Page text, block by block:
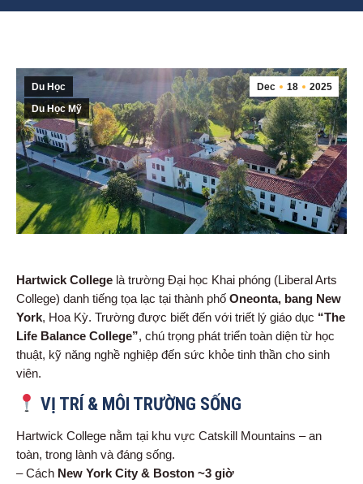
Dec 18 2025
Du Học
Du Học Mỹ
Hartwick College là trường Đại học Khai phóng (Liberal Arts
College) danh tiếng tọa lạc tại thành phố Oneonta, bang New
York, Hoa Kỳ. Trường được biết đến với triết lý giáo dục “The
Life Balance College”, chú trọng phát triển toàn diện từ học
thuật, kỹ năng nghề nghiệp đến sức khỏe tinh thần cho sinh
viên.
VỊ TRÍ & MÔI TRƯỜNG SỐNG
Hartwick College nằm tại khu vực Catskill Mountains – an
toàn, trong lành và đáng sống.
– Cách New York City & Boston ~3 giờ